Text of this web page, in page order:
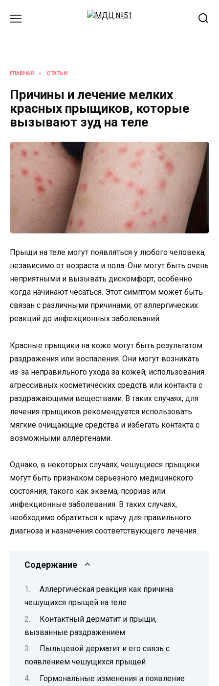
ГЛАВНАЯ » СТАТЬИ
Причины и лечение мелких
красных прыщиков, которые
вызывают зуд на теле
Прыщи на теле могут появляться у любого человека,
независимо от возраста и пола. Они могут быть очень
неприятными и вызывать дискомфорт, особенно
когда начинают чесаться. Этот симптом может быть
связан с различными причинами, от аллергических
реакций до инфекционных заболеваний.
Красные прыщики на коже могут быть результатом
раздражения или воспаления. Они могут возникать
из-за неправильного ухода за кожей, использования
агрессивных косметических средств или контакта с
раздражающими веществами. В таких случаях, для
лечения прыщиков рекомендуется использовать
мягкие очищающие средства и избегать контакта с
возможными аллергенами.
Однако, в некоторых случаях, чешущиеся прыщики
могут быть признаком серьезного медицинского
состояния, такого как экзема, псориаз или
инфекционные заболевания. В таких случаях,
необходимо обратиться к врачу для правильного
диагноза и назначения соответствующего лечения.
Содержание
Аллергическая реакция как причина
чешущихся прыщей на теле
Контактный дерматит и прыщи,
вызванные раздражением
Пыльцевой дерматит и его связь с
появлением чешущихся прыщей
Гормональные изменения и появление